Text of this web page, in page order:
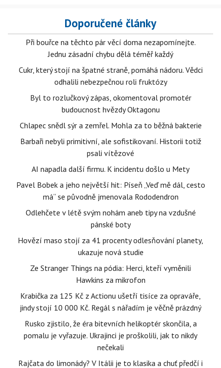
Doporučené články
Při bouřce na těchto pár věcí doma nezapomínejte.
Jednu zásadní chybu dělá téměř každý
Cukr, který stojí na špatné straně, pomáhá nádoru. Vědci
odhalili nebezpečnou roli fruktózy
Byl to rozlučkový zápas, okomentoval promotér
budoucnost hvězdy Oktagonu
Chlapec snědl sýr a zemřel. Mohla za to běžná bakterie
Barbaři nebyli primitivní, ale sofistikovaní. Historii totiž
psali vítězové
AI napadla další firmu. K incidentu došlo u Mety
Pavel Bobek a jeho největší hit: Píseň „Veď mě dál, cesto
má“ se původně jmenovala Rododendron
Odlehčete v létě svým nohám aneb tipy na vzdušné
pánské boty
Hovězí maso stojí za 41 procenty odlesňování planety,
ukazuje nová studie
Ze Stranger Things na pódia: Herci, kteří vyměnili
Hawkins za mikrofon
Krabička za 125 Kč z Actionu ušetří tisíce za opraváře,
jindy stojí 10 000 Kč. Regál s nářadím je věčně prázdný
Rusko zjistilo, že éra bitevních helikoptér skončila, a
pomalu je vyřazuje. Ukrajinci je proškolili, jak to nikdy
nečekali
Rajčata do limonády? V Itálii je to klasika a chuť předčí i